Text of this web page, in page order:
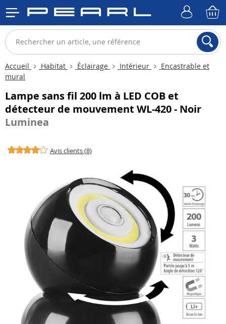
Accueil Habitat Éclairage Intérieur
Encastrable et
mural
Lampe sans fil 200 lm à LED COB et
détecteur de mouvement WL-420 - Noir
Luminea
Avis clients (8)